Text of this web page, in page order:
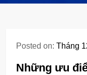
Posted on: Tháng
Những ưu